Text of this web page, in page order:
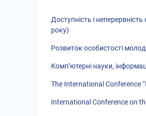
Доступність і
року)
Розвиток особистості
Комп’ютерні науки,
The International Conference
International Conference on